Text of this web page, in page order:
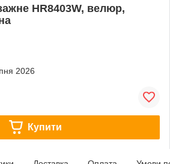
НR8403W, велюр,
2026
Купити